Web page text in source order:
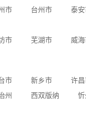
市 台州市 泰
市 芜湖市 威
市 新乡市 许
州 西双版纳